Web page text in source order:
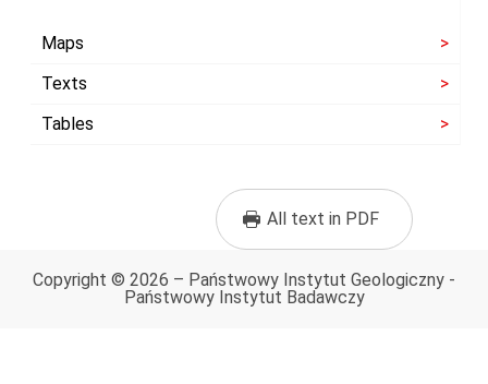
Maps
Texts
Tables
All text in PDF
Copyright © 2026 – Państwowy Instytut Geologiczny -
Państwowy Instytut Badawczy